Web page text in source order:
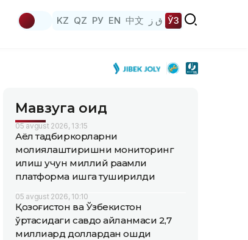
KZ QZ РУ EN 中文 ق ز ЎЗ
Мавзуга оид
05 avgust 2026, 13:15
Аёл тадбиркорларни
молиялаштиришни мониторинг
қилиш учун миллий рақамли
платформа ишга туширилди
05 avgust 2026, 10:10
Қозоғистон ва Ўзбекистон
ўртасидаги савдо айланмаси 2,7
миллиард доллардан ошди